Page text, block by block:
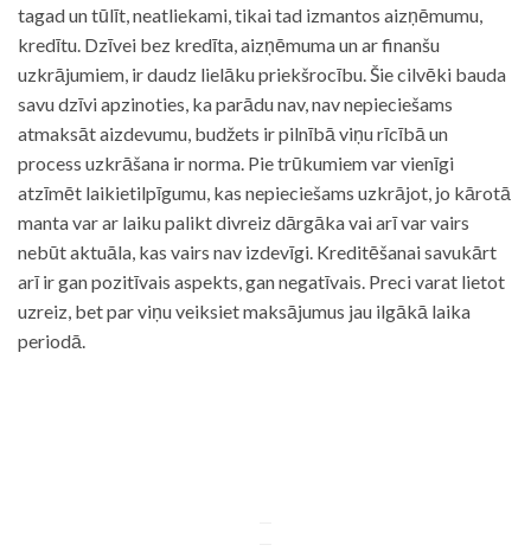
tagad un tūlīt, neatliekami, tikai tad izmantos aizņēmumu,
kredītu. Dzīvei bez kredīta, aizņēmuma un ar finanšu
uzkrājumiem, ir daudz lielāku priekšrocību. Šie cilvēki bauda
savu dzīvi apzinoties, ka parādu nav, nav nepieciešams
atmaksāt aizdevumu, budžets ir pilnībā viņu rīcībā un
process uzkrāšana ir norma. Pie trūkumiem var vienīgi
atzīmēt laikietilpīgumu, kas nepieciešams uzkrājot, jo kārotā
manta var ar laiku palikt divreiz dārgāka vai arī var vairs
nebūt aktuāla, kas vairs nav izdevīgi. Kreditēšanai savukārt
arī ir gan pozitīvais aspekts, gan negatīvais. Preci varat lietot
uzreiz, bet par viņu veiksiet maksājumus jau ilgākā laika
periodā.